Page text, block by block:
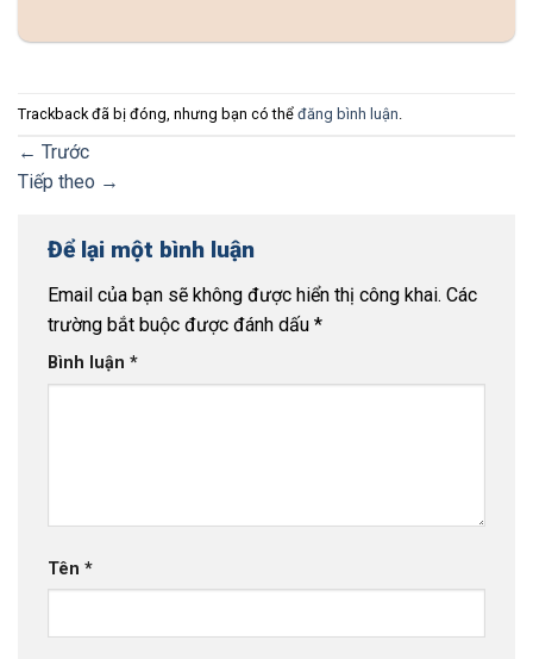
Trackback đã bị đóng, nhưng bạn có thể đăng bình luận
← Trước
Tiếp theo →
Để lại một bình luận
Email của bạn sẽ không được hiển thị công khai. Các
trường bắt buộc được đánh dấu *
Bình luận *
Tên *